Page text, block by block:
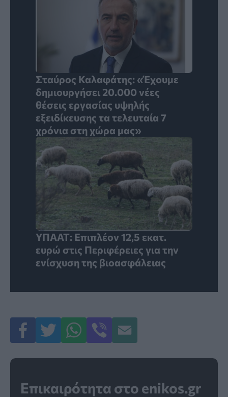
Σταύρος Καλαφάτης: «Έχουμε
δημιουργήσει 20.000 νέες
θέσεις εργασίας υψηλής
εξειδίκευσης τα τελευταία 7
χρόνια στη χώρα μας»
ΥΠΑΑΤ: Επιπλέον 12,5 εκατ.
ευρώ στις Περιφέρειες για την
ενίσχυση της βιοασφάλειας
Επικαιρότητα στο enikos.gr